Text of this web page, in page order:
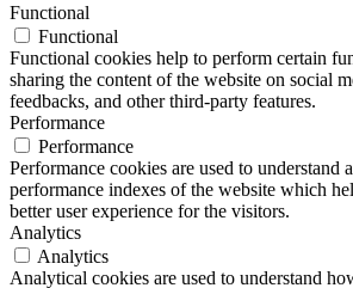
Functional
Functional
Functional cookies help to perform certain
sharing the content of the website on social
feedbacks, and other third-party features.
Performance
Performance
Performance cookies are used to understand
performance indexes of the website which
better user experience for the visitors.
Analytics
Analytics
Analytical cookies are used to understand